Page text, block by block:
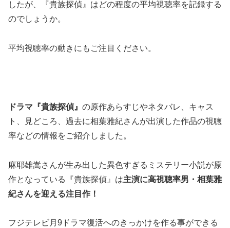
したが、『貴族探偵』はどの程度の平均視聴率を記録する
のでしょうか。
平均視聴率の動きにもご注目ください。
ドラマ『貴族探偵』 の原作あらすじやネタバレ、キャス
ト、見どころ、過去に相葉雅紀さんが出演した作品の視聴
率などの情報をご紹介しました。
麻耶雄嵩さんが生み出した異色すぎるミステリー小説が原
作となっている『貴族探偵』は主演に高視聴率男・相葉雅
紀さんを迎える注目作！
フジテレビ月9ドラマ復活へのきっかけを作る事ができる